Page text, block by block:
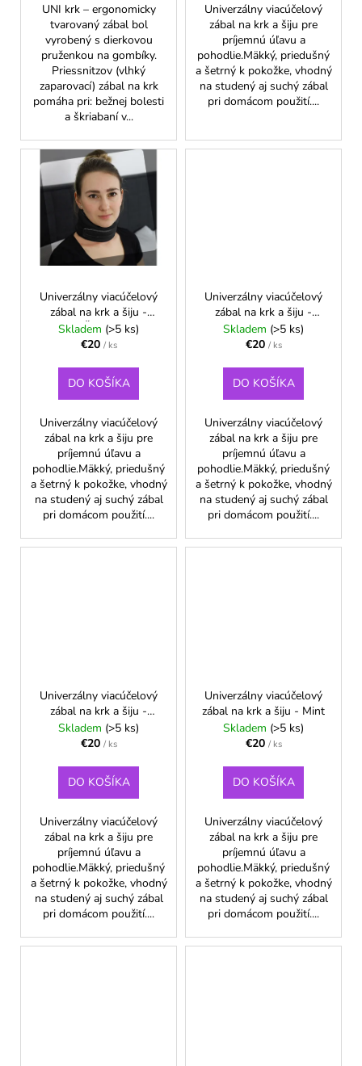
UNI krk – ergonomicky
tvarovaný zábal bol
vyrobený s dierkovou
pruženkou na gombíky.
Priessnitzov (vlhký
zaparovací) zábal na krk
pomáha pri: bežnej bolesti
a škriabaní v...
Univerzálny viacúčelový
zábal na krk a šiju pre
príjemnú úľavu a
pohodlie.Mäkký, priedušný
a šetrný k pokožke, vhodný
na studený aj suchý zábal
pri domácom použití....
Univerzálny viacúčelový
zábal na krk a šiju -
Čierny
Skladem (>5 ks)
€20 / ks
DO KOŠÍKA
Univerzálny viacúčelový
zábal na krk a šiju pre
príjemnú úľavu a
pohodlie.Mäkký, priedušný
a šetrný k pokožke, vhodný
na studený aj suchý zábal
pri domácom použití....
Univerzálny viacúčelový
zábal na krk a šiju -
Malina
Skladem (>5 ks)
€20 / ks
DO KOŠÍKA
Univerzálny viacúčelový
zábal na krk a šiju pre
príjemnú úľavu a
pohodlie.Mäkký, priedušný
a šetrný k pokožke, vhodný
na studený aj suchý zábal
pri domácom použití....
Univerzálny viacúčelový
zábal na krk a šiju -
Medvedík
Skladem (>5 ks)
€20 / ks
DO KOŠÍKA
Univerzálny viacúčelový
zábal na krk a šiju pre
príjemnú úľavu a
pohodlie.Mäkký, priedušný
a šetrný k pokožke, vhodný
na studený aj suchý zábal
pri domácom použití....
Univerzálny viacúčelový
zábal na krk a šiju - Mint
Skladem (>5 ks)
€20 / ks
DO KOŠÍKA
Univerzálny viacúčelový
zábal na krk a šiju pre
príjemnú úľavu a
pohodlie.Mäkký, priedušný
a šetrný k pokožke, vhodný
na studený aj suchý zábal
pri domácom použití....